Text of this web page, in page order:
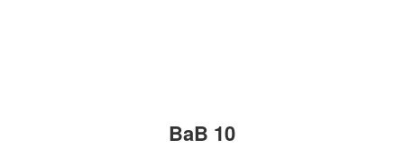
BaB 10